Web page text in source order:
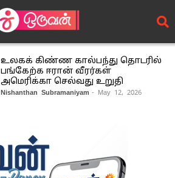
உலகக் கிண்ண கால்பந்து தொடரில்
பங்கேற்க ஈரான் வீரர்கள்
அமெரிக்கா செல்வது உறுதி
Nishanthan Subramaniyam - May 12, 2026